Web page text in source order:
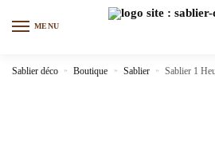
MENU
Sablier déco » Boutique » Sablier » Sablier 1